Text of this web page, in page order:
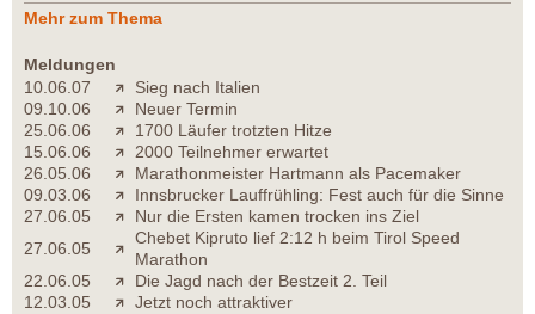
Mehr zum Thema
Meldungen
10.06.07
Sieg nach Italien
09.10.06
Neuer Termin
25.06.06
1700 Läufer trotzten Hitze
15.06.06
2000 Teilnehmer erwartet
26.05.06
Marathonmeister Hartmann als Pacemaker
09.03.06
Innsbrucker Lauffrühling: Fest auch für die Sinne
27.06.05
Nur die Ersten kamen trocken ins Ziel
27.06.05
Chebet Kipruto lief 2:12 h beim Tirol Speed
Marathon
22.06.05
Die Jagd nach der Bestzeit 2. Teil
12.03.05
Jetzt noch attraktiver